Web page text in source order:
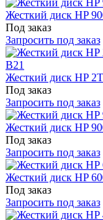
Жесткий диск HP
Под заказ
Запросить под заказ
Жесткий диск HP
Под заказ
Запросить под заказ
Жесткий диск HP
Под заказ
Запросить под заказ
Жесткий диск HP
Под заказ
Запросить под заказ